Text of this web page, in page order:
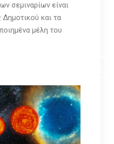
σεμιναρίων είναι
και τα
μέλη του